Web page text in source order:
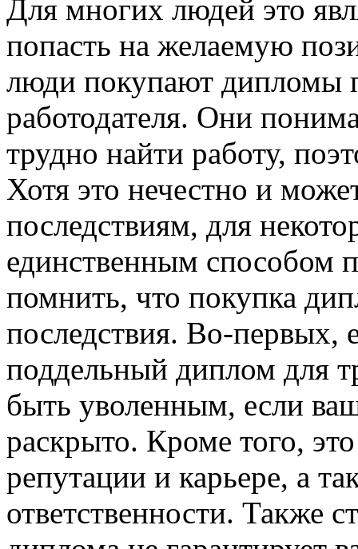
Для многих людей это
попасть на желаемую
люди покупают дипломы
работодателя. Они
трудно найти работу,
Хотя это нечестно и
последствиям, для
единственным способом
помнить, что покупка
последствия. Во-первых,
поддельный диплом для
быть уволенным, если
раскрыто. Кроме того,
репутации и карьере, а
ответственности. Также